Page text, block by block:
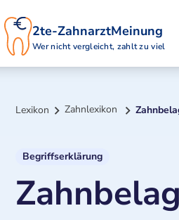
2te-ZahnarztMeinung
Wer nicht vergleicht, zahlt zu viel
Lexikon Zahnlexikon
Begriffserklärung
Zahnbelag